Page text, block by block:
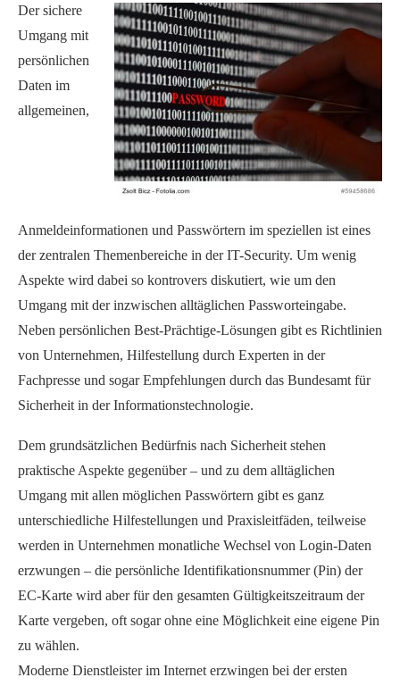
Der sichere
Umgang mit
persönlichen
Daten im
allgemeinen,
Anmeldeinformationen und Passwörtern im speziellen ist eines
der zentralen Themenbereiche in der IT-Security. Um wenig
Aspekte wird dabei so kontrovers diskutiert, wie um den
Umgang mit der inzwischen alltäglichen Passworteingabe.
Neben persönlichen Best-Prächtige-Lösungen gibt es Richtlinien
von Unternehmen, Hilfestellung durch Experten in der
Fachpresse und sogar Empfehlungen durch das Bundesamt für
Sicherheit in der Informationstechnologie.
Dem grundsätzlichen Bedürfnis nach Sicherheit stehen
praktische Aspekte gegenüber – und zu dem alltäglichen
Umgang mit allen möglichen Passwörtern gibt es ganz
unterschiedliche Hilfestellungen und Praxisleitfäden, teilweise
werden in Unternehmen monatliche Wechsel von Login-Daten
erzwungen – die persönliche Identifikationsnummer (Pin) der
EC-Karte wird aber für den gesamten Gültigkeitszeitraum der
Karte vergeben, oft sogar ohne eine Möglichkeit eine eigene Pin
zu wählen.
Moderne Dienstleister im Internet erzwingen bei der ersten